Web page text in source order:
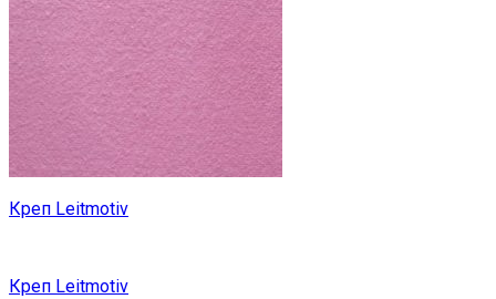
Креп Leitmotiv
Креп Leitmotiv